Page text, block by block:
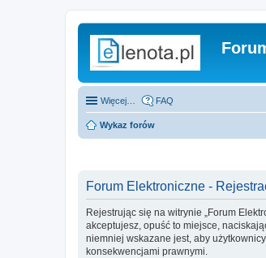
Więcej… FAQ
Wykaz forów
Forum Elektroniczne -
Rejestrując się na witrynie „Forum
akceptujesz, opuść to miejsce,
niemniej wskazane jest, aby
konsekwencjami prawnymi.